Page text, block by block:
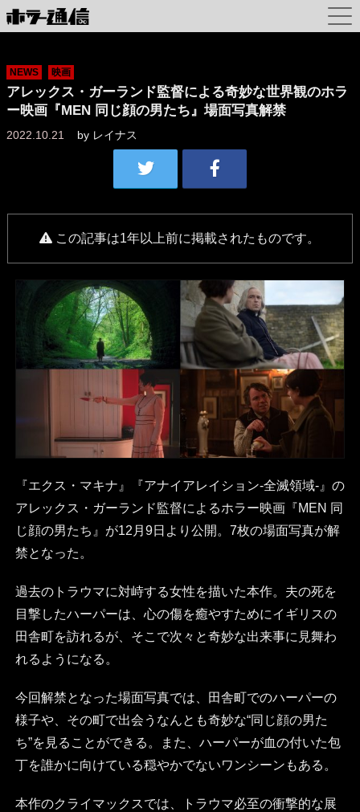
NEWS 映画
アレックス・ガーランド監督による奇妙な世界観のホラ
ー映画『MEN 同じ顔の男たち』場面写真解禁
2022.10.21 by レイナス
この記事は1年以上前に掲載されたものです。
『エクス・マキナ』『アナイアレイション-全滅領域-』の
アレックス・ガーランド監督によるホラー映画『MEN 同
じ顔の男たち』が12月9日より公開。7枚の場面写真が解
禁となった。
過去のトラウマに対峙する女性を描いた本作。夫の死を
目撃したハーパーは、心の傷を癒やすためにイギリスの
田舎町を訪れるが、そこで次々と奇妙な出来事に見舞わ
れるようになる。
今回解禁となった場面写真では、田舎町でのハーパーの
様子や、その町で出会うなんとも奇妙な“同じ顔の男た
ち”を見ることができる。また、ハーパーが血の付いた包
丁を誰かに向けている穏やかでないワンシーンもある。
本作のクライマックスでは、トラウマ必至の衝撃的な展